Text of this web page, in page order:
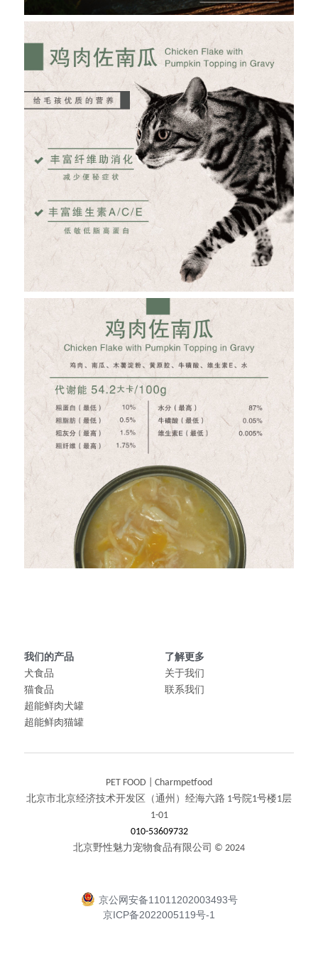
我们的产品
犬食品
猫食品
超能鲜肉犬罐
超能鲜肉猫罐
了解更多
关于我们
联系我们
PET FOOD | Charmpetfood
北京市北京经济技术开发区（通州）经海六路 1号院1号楼1层
1-01
010-53609732
北京野性魅力宠物食品有限公司 © 2024
京公网安备11011202003493号
京ICP备2022005119号-1